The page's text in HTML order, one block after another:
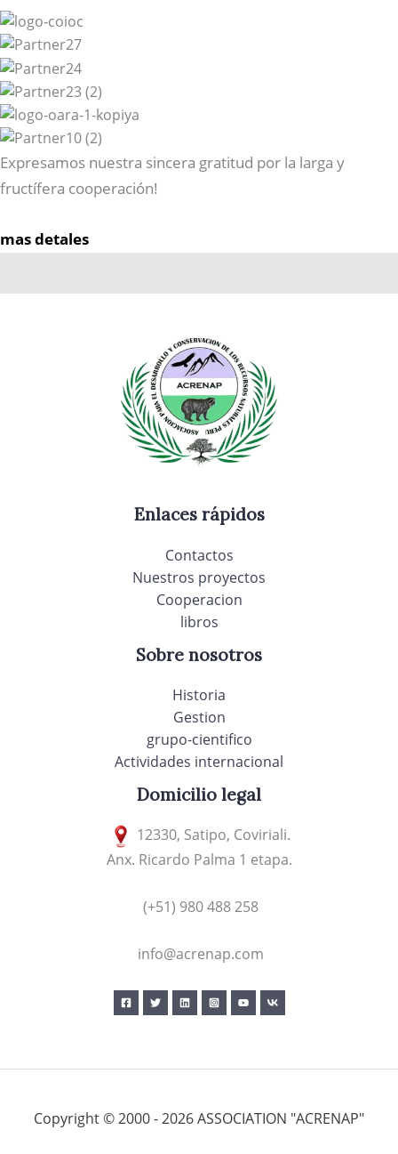
Expresamos nuestra sincera gratitud por la larga y
fructífera cooperación!
mas detales
Enlaces rápidos
Contactos
Nuestros proyectos
Cooperacion
libros
Sobre nosotros
Historia
Gestion
grupo-cientifico
Actividades internacional
Domicilio legal
12330, Satipo, Coviriali.
Anx. Ricardo Palma 1 etapa.
(+51) 980 488 258
info@acrenap.com
Copyright © 2000 - 2026 ASSOCIATION "ACRENAP"